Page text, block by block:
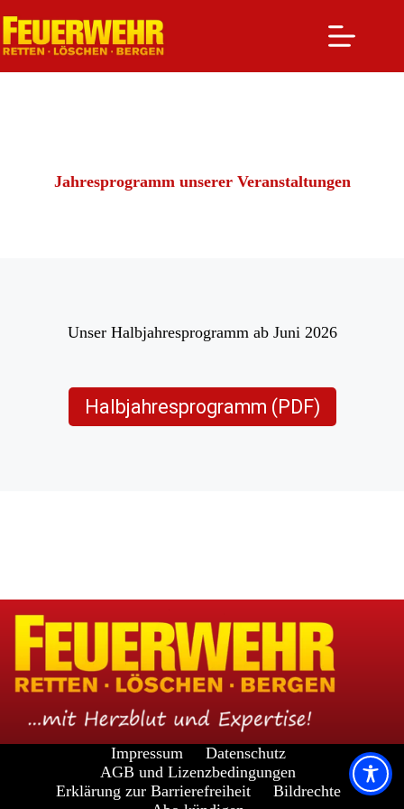
Inhalt
springen
Jahresprogramm unserer Veranstaltungen
Unser Halbjahresprogramm ab Juni 2026
Halbjahresprogramm (PDF)
Impressum
Datenschutz
AGB und Lizenzbedingungen
Erklärung zur Barrierefreiheit
Bildrechte